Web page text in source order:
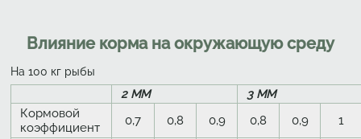
Влияние корма на окружающую среду
На 100 кг рыбы
2 ММ 3 ММ
Кормовой
коэффициент
0,7 0,8 0,9 0,8 0,9
1